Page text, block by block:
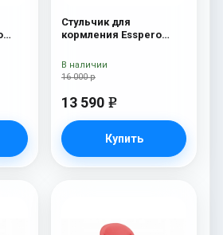
Стульчик для
кормления Esspero
16 000 р
13 590 e
Купить
В наличии